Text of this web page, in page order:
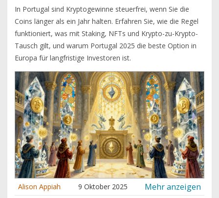
In Portugal sind Kryptogewinne steuerfrei, wenn Sie die
Coins länger als ein Jahr halten. Erfahren Sie, wie die Regel
funktioniert, was mit Staking, NFTs und Krypto-zu-Krypto-
Tausch gilt, und warum Portugal 2025 die beste Option in
Europa für langfristige Investoren ist.
Alison Appiah 9 Oktober 2025 Mehr anzeigen